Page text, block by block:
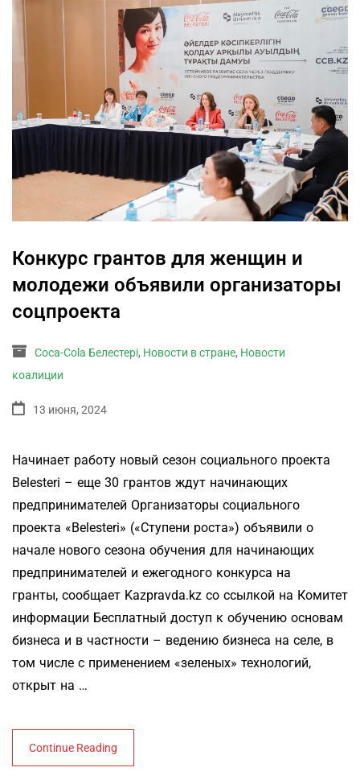
Конкурс грантов для женщин и
молодежи объявили организаторы
соцпроекта
Coca-Cola Белестері, Новости в стране, Новости
коалиции
13 июня, 2024
Начинает работу новый сезон социального проекта
Belesteri – еще 30 грантов ждут начинающих
предпринимателей Организаторы социального
проекта «Belesteri» («Ступени роста») объявили о
начале нового сезона обучения для начинающих
предпринимателей и ежегодного конкурса на
гранты, сообщает Kazpravda.kz со ссылкой на Комитет
информации Бесплатный доступ к обучению основам
бизнеса и в частности – ведению бизнеса на селе, в
том числе с применением «зеленых» технологий,
открыт на …
Continue Reading